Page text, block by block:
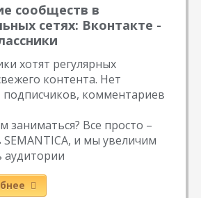
сообществ в
сетях: Вконтакте -
хотят регулярных
контента. Нет
подписчиков, комментариев
заниматься? Все просто –
и мы увеличим
аудитории